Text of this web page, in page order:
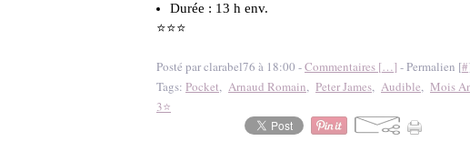
Durée : 13 h env.
⭐⭐⭐
Posté par clarabel76 à 18:00 -Commentaires […] - Permalien [#]
Tags: Pocket, Arnaud Romain, Peter James, Audible, Mois
3⭐